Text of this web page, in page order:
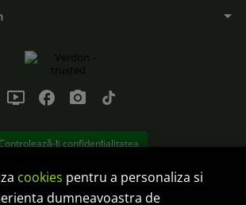
arrow_drop_down
ondemand_video facebook photo_camera tiktok
ți confidențialitatea
Anulare comanda
cookies pentru a personaliza si
dumneavoastra de